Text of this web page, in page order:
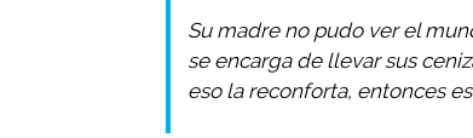
Su madre no pudo ver el
se encarga de llevar sus
eso la reconforta, entonces